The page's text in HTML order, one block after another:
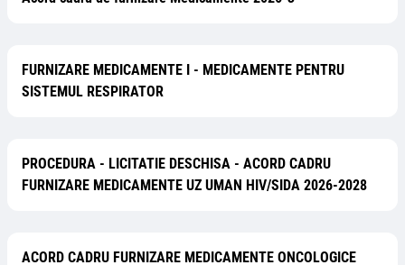
FURNIZARE MEDICAMENTE I - MEDICAMENTE PENTRU
SISTEMUL RESPIRATOR
PROCEDURA - LICITATIE DESCHISA - ACORD CADRU
FURNIZARE MEDICAMENTE UZ UMAN HIV/SIDA 2026-2028
ACORD CADRU FURNIZARE MEDICAMENTE ONCOLOGICE